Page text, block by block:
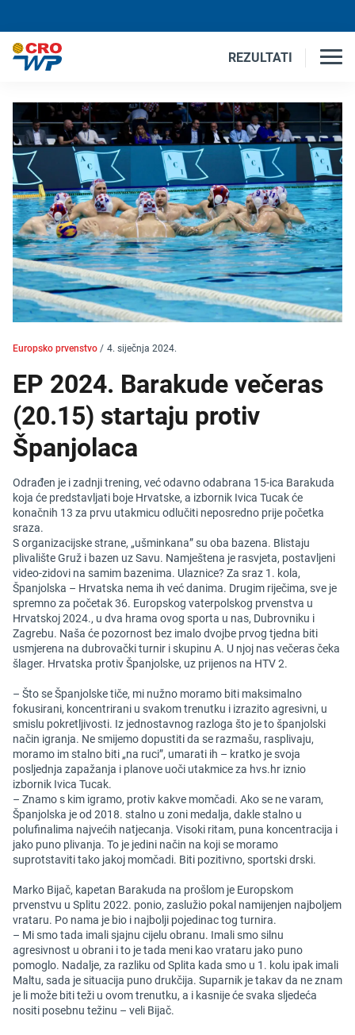
REZULTATI
Europsko prvenstvo / 4. siječnja 2024.
EP 2024. Barakude večeras
(20.15) startaju protiv
Španjolaca
Odrađen je i zadnji trening, već odavno odabrana 15-ica Barakuda
koja će predstavljati boje Hrvatske, a izbornik Ivica Tucak će
konačnih 13 za prvu utakmicu odlučiti neposredno prije početka
sraza.
S organizacijske strane, „ušminkana” su oba bazena. Blistaju
plivalište Gruž i bazen uz Savu. Namještena je rasvjeta, postavljeni
video-zidovi na samim bazenima. Ulaznice? Za sraz 1. kola,
Španjolska – Hrvatska nema ih već danima. Drugim riječima, sve je
spremno za početak 36. Europskog vaterpolskog prvenstva u
Hrvatskoj 2024., u dva hrama ovog sporta u nas, Dubrovniku i
Zagrebu. Naša će pozornost bez imalo dvojbe prvog tjedna biti
usmjerena na dubrovački turnir i skupinu A. U njoj nas večeras čeka
šlager. Hrvatska protiv Španjolske, uz prijenos na HTV 2.
– Što se Španjolske tiče, mi nužno moramo biti maksimalno
fokusirani, koncentrirani u svakom trenutku i izrazito agresivni, u
smislu pokretljivosti. Iz jednostavnog razloga što je to španjolski
način igranja. Ne smijemo dopustiti da se razmašu, rasplivaju,
moramo im stalno biti „na ruci”, umarati ih – kratko je svoja
posljednja zapažanja i planove uoči utakmice za hvs.hr iznio
izbornik Ivica Tucak.
– Znamo s kim igramo, protiv kakve momčadi. Ako se ne varam,
Španjolska je od 2018. stalno u zoni medalja, dakle stalno u
polufinalima najvećih natjecanja. Visoki ritam, puna koncentracija i
jako puno plivanja. To je jedini način na koji se moramo
suprotstaviti tako jakoj momčadi. Biti pozitivno, sportski drski.
Marko Bijač, kapetan Barakuda na prošlom je Europskom
prvenstvu u Splitu 2022. ponio, zaslužio pokal namijenjen najboljem
vrataru. Po nama je bio i najbolji pojedinac tog turnira.
– Mi smo tada imali sjajnu cijelu obranu. Imali smo silnu
agresivnost u obrani i to je tada meni kao vrataru jako puno
pomoglo. Nadalje, za razliku od Splita kada smo u 1. kolu ipak imali
Maltu, sada je situacija puno drukčija. Suparnik je takav da ne znam
je li može biti teži u ovom trenutku, a i kasnije će svaka sljedeća
nositi posebnu težinu – veli Bijač.